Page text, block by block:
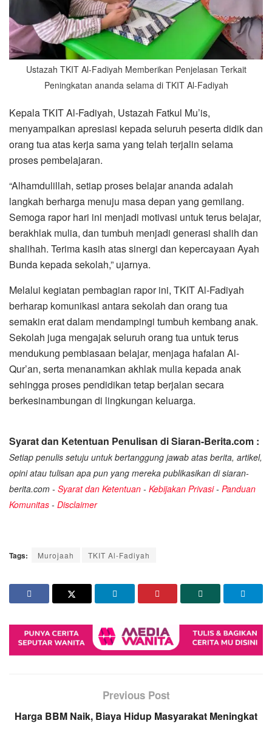
Ustazah TKIT Al-Fadiyah Memberikan Penjelasan Terkait
Peningkatan ananda selama di TKIT Al-Fadiyah
Kepala TKIT Al-Fadiyah, Ustazah Fatkul Mu’is,
menyampaikan apresiasi kepada seluruh peserta didik dan
orang tua atas kerja sama yang telah terjalin selama
proses pembelajaran.
“Alhamdulillah, setiap proses belajar ananda adalah
langkah berharga menuju masa depan yang gemilang.
Semoga rapor hari ini menjadi motivasi untuk terus belajar,
berakhlak mulia, dan tumbuh menjadi generasi shalih dan
shalihah. Terima kasih atas sinergi dan kepercayaan Ayah
Bunda kepada sekolah,” ujarnya.
Melalui kegiatan pembagian rapor ini, TKIT Al-Fadiyah
berharap komunikasi antara sekolah dan orang tua
semakin erat dalam mendampingi tumbuh kembang anak.
Sekolah juga mengajak seluruh orang tua untuk terus
mendukung pembiasaan belajar, menjaga hafalan Al-
Qur’an, serta menanamkan akhlak mulia kepada anak
sehingga proses pendidikan tetap berjalan secara
berkesinambungan di lingkungan keluarga.
Syarat dan Ketentuan Penulisan di Siaran-Berita.com :
Setiap penulis setuju untuk bertanggung jawab atas berita, artikel,
opini atau tulisan apa pun yang mereka publikasikan di siaran-
berita.com - Syarat dan Ketentuan - Kebijakan Privasi- Panduan
Komunitas - Disclaimer
Tags: Murojaah TKIT Al-Fadiyah
Previous Post
Harga BBM Naik, Biaya Hidup Masyarakat Meningkat